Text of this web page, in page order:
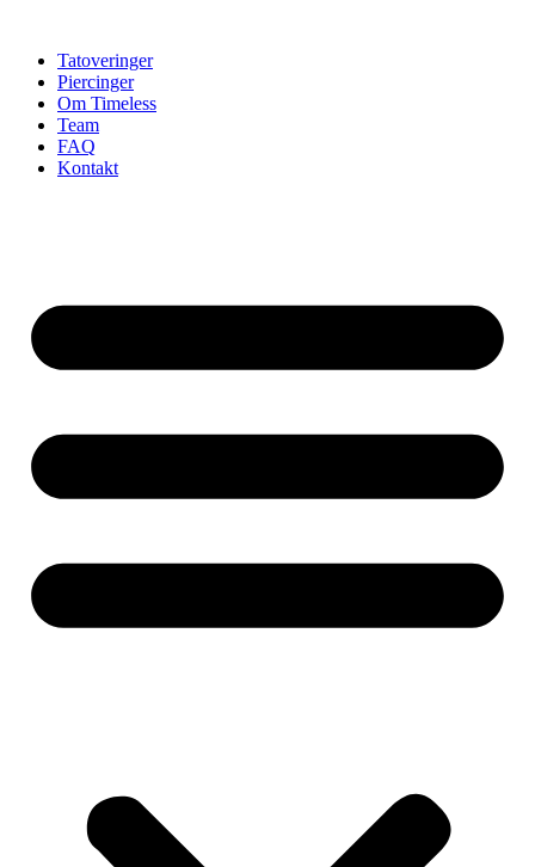
indholdTatoveringer
Piercinger
Om Timeless
Team
FAQ
Kontakt